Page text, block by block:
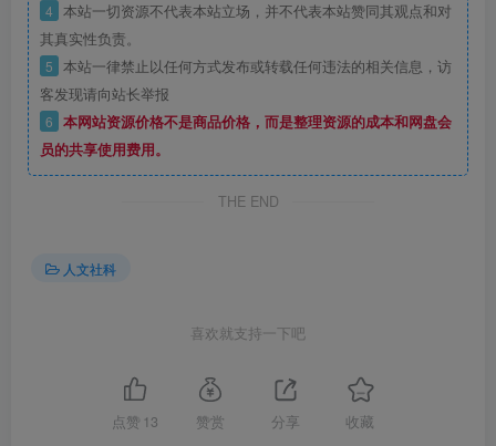
4 本站一切资源不代表本站立场，并不代表本站赞同其观点和对
其真实性负责。
5 本站一律禁止以任何方式发布或转载任何违法的相关信息，访
客发现请向站长举报
6 本网站资源价格不是商品价格，而是整理资源的成本和网盘会
员的共享使用费用。
THE END
人文社科
喜欢就支持一下吧
点赞 13 赞赏 分享 收藏